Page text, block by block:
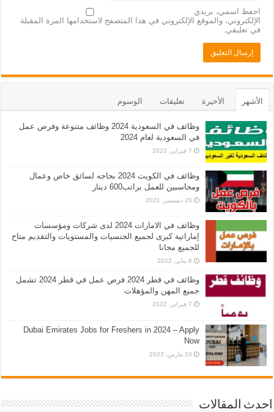
احفظ اسمي، بريدي
الإلكتروني، والموقع الإلكتروني في هذا المتصفح لاستخدامها المرة المقبلة
في تعليقي.
الأشهر الأخيرة تعليقات الوسوم
وظائف في السعودية 2024 وظائف متنوعة وفرص عمل
في السعودية لعام 2024
7 فبراير، 2022
وظائف في الكويت 2024 بحاجه لسائق خاص وعمال
ومحاسبين للعمل براتب600 دينار
20 ديسمبر، 2021
وظائف في الامارات 2024 لدى شركات ومؤسسات
إماراتية كبرى لجميع الجنسيات والمستويات والتقديم متاح
للجميع مجانا
6 يناير، 2022
وظائف في قطر 2024 فرص عمل في قطر 2024 تشمل
جميع المهن والمؤهلات
7 فبراير، 2022
Dubai Emirates Jobs for Freshers in 2024 – Apply
Now
10 مارس، 2023
احدث المقالات